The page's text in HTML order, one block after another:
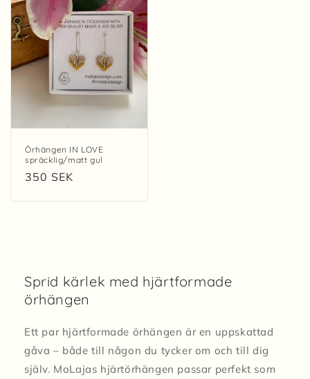
Örhängen IN LOVE
spräcklig/matt gul
Ordinarie
350 SEK
Sprid kärlek med hjärtformade
örhängen
Ett par hjärtformade örhängen är en uppskattad
gåva – både till någon du tycker om och till dig
själv. MoLajas hjärtörhängen passar perfekt som